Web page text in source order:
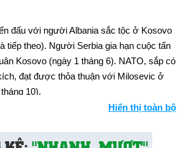
đấu với người Albania sắc tộc ở Kosovo
tiếp theo). Người Serbia gia hạn cuộc tấn
Kosovo (ngày 1 tháng 6). NATO, sắp có
đạt được thỏa thuận với Milosevic ở
10).
Tuần Thánh đã đạt được ở Bắc Ireland
Bối cảnh: Các cuộc đàm phán hòa bình tại
Hiển thị toàn bộ